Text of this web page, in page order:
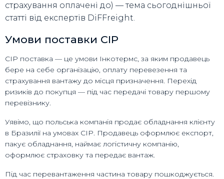
страхування оплачені до) — тема сьогоднішньої
статті від експертів DiFFreight.
Умови поставки CIP
CIP поставка — це умови Інкотермс, за яким продавець
бере на себе організацію, оплату перевезення та
страхування вантажу до місця призначення. Перехід
ризиків до покупця — під час передачі товару першому
перевізнику.
Уявімо, що польська компанія продає обладнання клієнту
в Бразилії на умовах CIP. Продавець оформлює експорт,
пакує обладнання, наймає логістичну компанію,
оформлює страховку та передає вантаж.
Під час перевантаження частина товару пошкоджується.